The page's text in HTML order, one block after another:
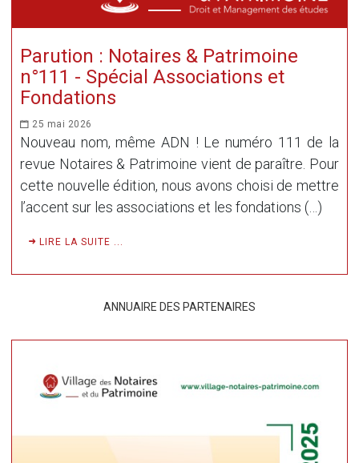
Parution : Notaires & Patrimoine
n°111 - Spécial Associations et
Fondations
25 mai 2026
Nouveau nom, même ADN ! Le numéro 111 de la
revue Notaires & Patrimoine vient de paraître. Pour
cette nouvelle édition, nous avons choisi de mettre
l’accent sur les associations et les fondations (…)
LIRE LA SUITE ...
ANNUAIRE DES PARTENAIRES